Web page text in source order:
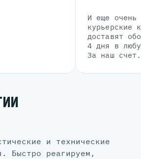
И еще очень
курьерские
доставят
4 дня в
За наш счет.
и технические
Быстро реагируем,